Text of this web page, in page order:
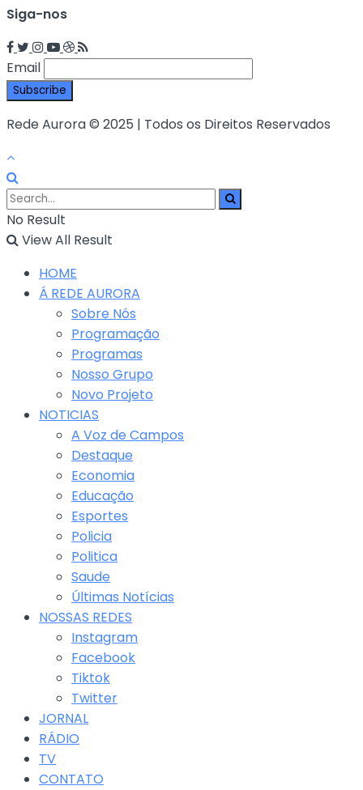
Siga-nos
Email
Rede Aurora © 2025 | Todos os Direitos Reservados
No Result
View All Result
HOME
Á REDE AURORA
Sobre Nós
Programação
Programas
Nosso Grupo
Novo Projeto
NOTICIAS
A Voz de Campos
Destaque
Economia
Educação
Esportes
Policia
Politica
Saude
Últimas Notícias
NOSSAS REDES
Instagram
Facebook
Tiktok
Twitter
JORNAL
RÁDIO
TV
CONTATO